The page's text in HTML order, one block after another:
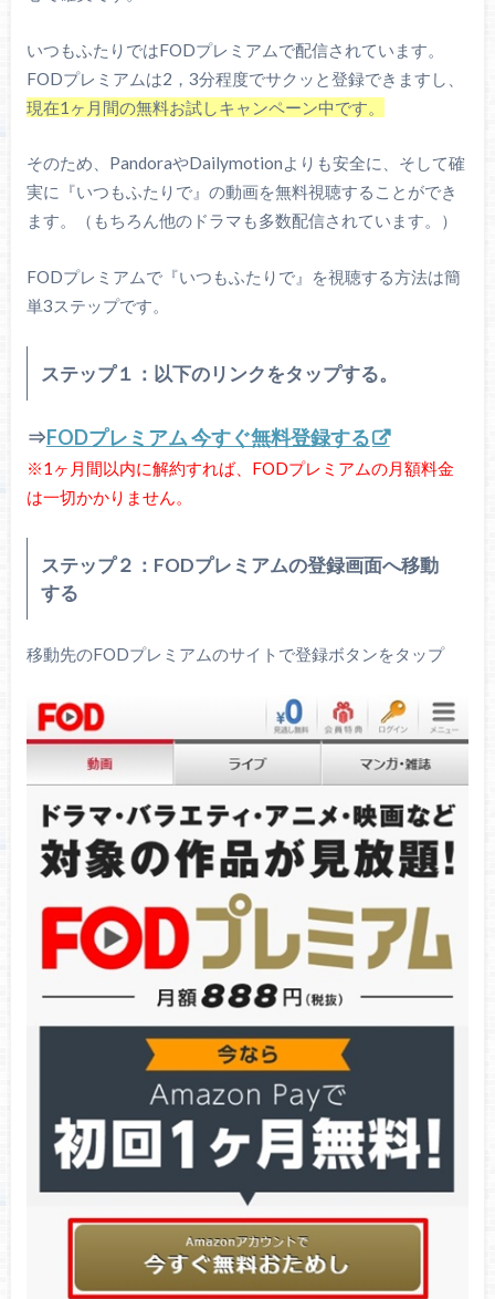
いつもふたりではFODプレミアムで配信されています。
FODプレミアムは2，3分程度でサクッと登録できますし、
現在1ヶ月間の無料お試しキャンペーン中です。
そのため、PandoraやDailymotionよりも安全に、そして確
実に『いつもふたりで』の動画を無料視聴することができ
ます。（もちろん他のドラマも多数配信されています。）
FODプレミアムで『いつもふたりで』を視聴する方法は簡
単3ステップです。
ステップ１：以下のリンクをタップする。
⇒FODプレミアム 今すぐ無料登録する
※1ヶ月間以内に解約すれば、FODプレミアムの月額料金
は一切かかりません。
ステップ２：FODプレミアムの登録画面へ移動
する
移動先のFODプレミアムのサイトで登録ボタンをタップ